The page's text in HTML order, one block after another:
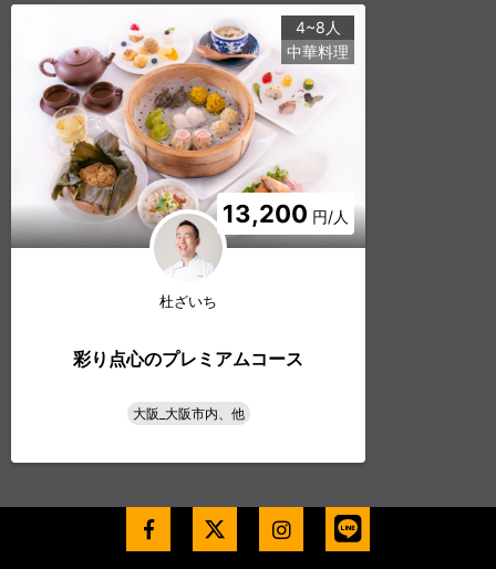
13,200 円/人
4~8人
中華料理
杜ざいち
彩り点心のプレミアムコース
大阪_大阪市内、他